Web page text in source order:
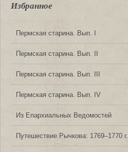
Избранное
Пермская старина. Вып. I
Пермская старина. Вып. II
Пермская старина. Вып. III
Пермская старина. Вып. IV
Из Епархиальных Ведомостей
Путешествие Рычкова: 1769‒1770 г.